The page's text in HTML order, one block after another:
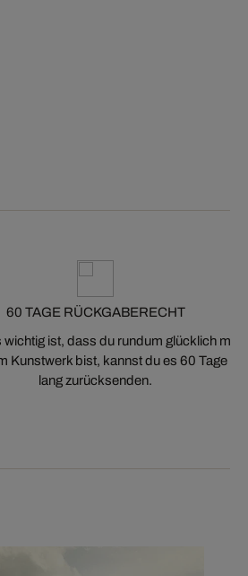
60 TAGE RÜCKGABERECHT
wichtig ist, dass du rundum glücklich mit
Kunstwerk bist, kannst du es 60 Tage
lang zurücksenden.